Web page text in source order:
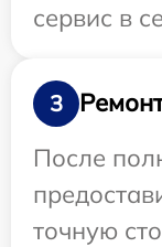
сервис в
3
После
точную